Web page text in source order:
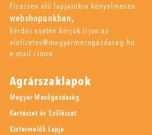
Fizessen elő lapjainkra kényelmesen
webshopunkban,
kérdés esetén kérjük írjon az
elofizetes@magyarmezogazdasag.hu
e-mail címre.
Agrárszaklapok
Magyar Mezőgazdaság
Kertészet és Szőlészet
Kistermelők Lapja